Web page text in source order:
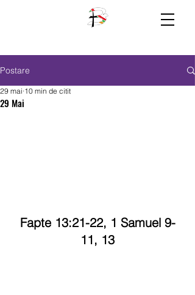
Postare
29 Mai
29 mai 10 min de citit
Fapte 13:21-22, 1 Samuel 9-
11, 13